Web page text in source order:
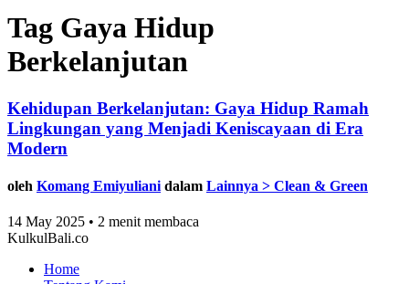
Tag Gaya Hidup
Berkelanjutan
Kehidupan Berkelanjutan: Gaya Hidup Ramah
Lingkungan yang Menjadi Keniscayaan di Era
Modern
oleh Komang Emiyuliani dalam Lainnya > Clean & Green
14 May 2025 • 2 menit membaca
KulkulBali.co
Home